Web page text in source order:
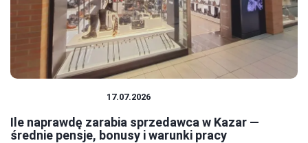
17.07.2026
Ile naprawdę zarabia sprzedawca w Kazar —
średnie pensje, bonusy i warunki pracy